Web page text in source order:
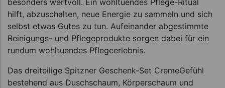
hilft, abzuschalten, neue Energie zu sammeln und sich
selbst etwas Gutes zu tun. Aufeinander abgestimmte
Reinigungs- und Pflegeprodukte sorgen dabei für ein
rundum wohltuendes Pflegeerlebnis.
Das dreiteilige Spitzner Geschenk-Set CremeGefühl
bestehend aus Duschschaum, Körperschaum und